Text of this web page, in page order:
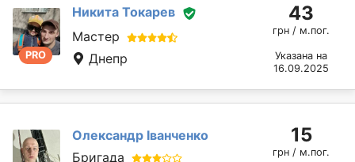
PRO
Никита Токарев
Мастер
Днепр
43
грн / м.пог.
Указана на
16.09.2025
Олександр Іванченко
Бригада
15
грн / м.пог.